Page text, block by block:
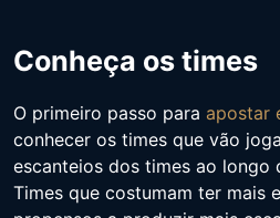
Conheça os times
O primeiro passo para apostar
conhecer os times que vão
escanteios dos times ao longo
Times que costumam ter mais